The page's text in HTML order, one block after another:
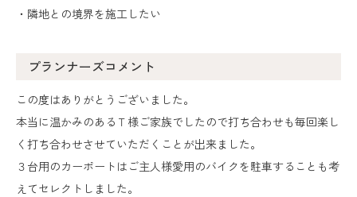
・隣地との境界を施工したい
プランナーズコメント
この度はありがとうございました。
本当に温かみのあるＴ様ご家族でしたので打ち合わせも毎回楽し
く打ち合わせさせていただくことが出来ました。
３台用のカーポートはご主人様愛用のバイクを駐車することも考
えてセレクトしました。